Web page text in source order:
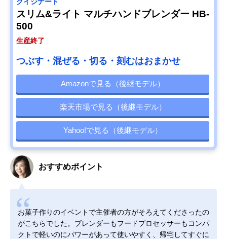
クイジナート
スリム&ライト マルチハンドブレンダー HB-
500
生産終了
つぶす・混ぜる・切る・刻むはおまかせ
Amazonで見る（後継モデル）
楽天市場で見る（後継モデル）
Yahoo!で見る（後継モデル）
おすすめポイント
お菓子作りのイベントで主催者の方がそろえてくださったの
がこちらでした。ブレンダーもフードプロセッサーもコンパ
クトで軽いのにパワーがあって使いやすく、帰宅してすぐに